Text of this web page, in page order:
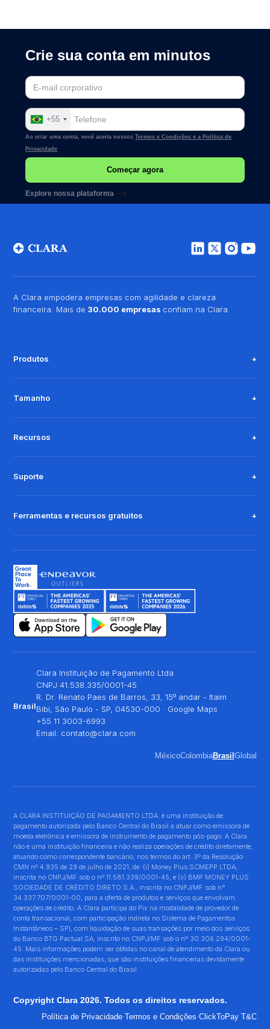
Crie sua conta em minutos
+55
Ao criar uma conta, você aceita nossosTermos e Condições e a Política de
Privacidade
Explore nossa plataforma
A Clara empodera empresas com agilidade e clareza
financeira. Mais de 30.000 empresas confiam na Clara.
Produtos
Tamanho
Recursos
Suporte
Ferramentas e recursos gratuitos
Brasil
Clara Instituição de Pagamento Ltda
CNPJ 41.538.335/0001-45
R. Dr. Renato Paes de Barros, 33, 15º andar - Itaim
Bibi, São Paulo - SP, 04530-000 · Google Maps
+55 11 3003-6993
Email: contato@clara.com
MéxicoColombiaBrasilGlobal
A CLARA INSTITUIÇÃO DE PAGAMENTO LTDA. é uma instituição de
pagamento autorizada pelo Banco Central do Brasil a atuar como emissora de
moeda eletrônica e emissora de instrumento de pagamento pós-pago. A Clara
não é uma instituição financeira e não realiza operações de crédito diretamente,
atuando como correspondente bancário, nos termos do art. 3º da Resolução
CMN nº 4.935 de 29 de julho de 2021, de: (i) Money Plus SCMEPP LTDA,
inscrita no CNPJ/MF sob o nº 11.581.339/0001-45; e (ii) BMP MONEY PLUS
SOCIEDADE DE CRÉDITO DIRETO S.A., inscrita no CNPJ/MF sob n°
34.337.707/0001-00, para a oferta de produtos e serviços que envolvam
operações de crédito. A Clara participa do Pix na modalidade de provedor de
conta transacional, com participação indireta no Sistema de Pagamentos
Instantâneos – SPI, com liquidação de suas transações por meio dos serviços
do Banco BTG Pactual SA, inscrito no CNPJ/MF sob o nº 30.306.294/0001-
45. Mais informações podem ser obtidas no canal de atendimento da Clara ou
das instituições mencionadas, que são instituições financeiras devidamente
autorizadas pelo Banco Central do Brasil.
Copyright Clara 2026. Todos os direitos reservados.
Política de Privacidade·Termos e Condições·ClickToPay T&C